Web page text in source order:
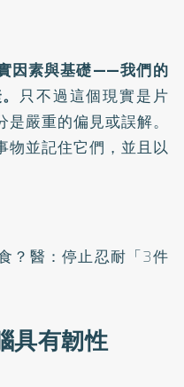
因素與基礎——我們的
只不過這個現實是片
嚴重的偏見或誤解。
物並記住它們，並且以
？醫：停止忍耐「3件
具有韌性